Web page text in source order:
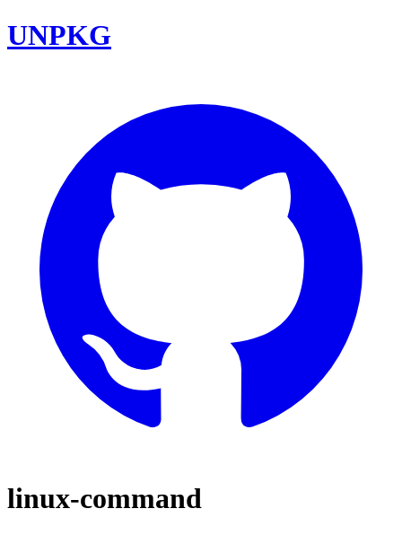
UNPKG
linux-command